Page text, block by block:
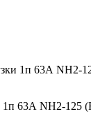
1п 63А NH2-